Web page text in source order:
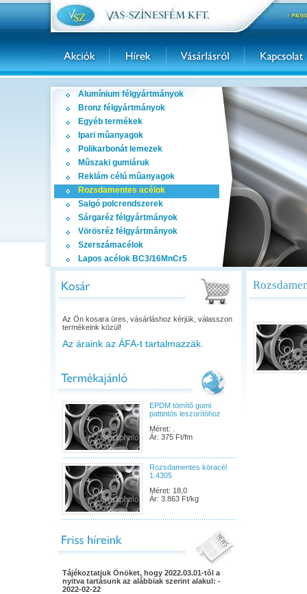
Alumínium félgyártmányok
Bronz félgyártmányok
Egyéb termékek
Ipari mûanyagok
Polikarbonát lemezek
Mûszaki gumiáruk
Reklám célú mûanyagok
Rozsdamentes acélok
Salgó polcrendszerek
Sárgaréz félgyártmányok
Vörösréz félgyártmányok
Szerszámacélok
Lapos acélok BC3/16MnCr5
Az Ön kosara üres, vásárláshoz kérjük, válasszon
termékeink közül!
Az áraink az ÁFA-t tartalmazzák.
EPDM tömítõ gumi
pattintós leszorítóhoz
Méret: .
Ár: 375 Ft/fm
Rozsdamentes köracél
1.4305
Méret: 18,0
Ár: 3.863 Ft/kg
Tájékoztatjuk Önöket, hogy 2022.03.01-tõl a
nyitva tartásunk az alábbiak szerint alakul: -
2022-02-22